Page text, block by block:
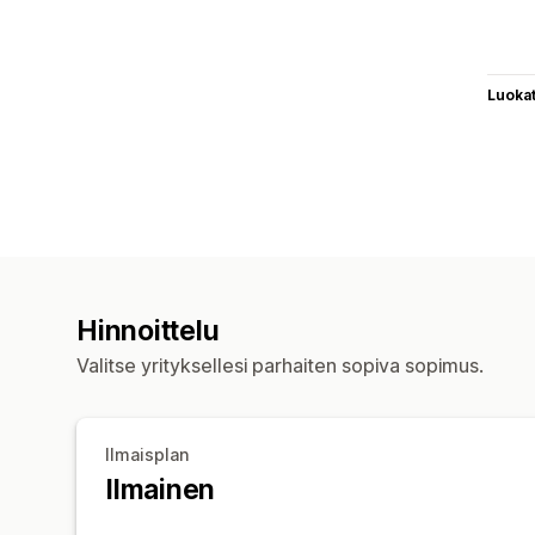
Luokat
Hinnoittelu
Valitse yrityksellesi parhaiten sopiva sopimus.
Ilmaisplan
Ilmainen